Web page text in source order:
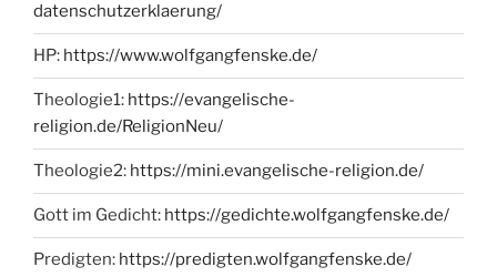
datenschutzerklaerung/
HP: https://www.wolfgangfenske.de/
Theologie1: https://evangelische-
religion.de/ReligionNeu/
Theologie2: https://mini.evangelische-religion.de/
Gott im Gedicht: https://gedichte.wolfgangfenske.de/
Predigten: https://predigten.wolfgangfenske.de/